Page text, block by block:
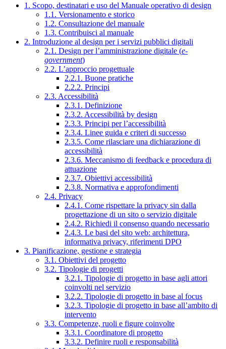
1. Scopo, destinatari e uso del Manuale operativo di design
1.1. Versionamento e storico
1.2. Consultazione del manuale
1.3. Contribuisci al manuale
2. Introduzione al design per i servizi pubblici digitali
2.1. Design per l’amministrazione digitale (e-
government)
2.2. L’approccio progettuale
2.2.1. Buone pratiche
2.2.2. Principi
2.3. Accessibilità
2.3.1. Definizione
2.3.2. Accessibilità by design
2.3.3. Principi per l’accessibilità
2.3.4. Linee guida e criteri di successo
2.3.5. Come rilasciare una dichiarazione di
accessibilità
2.3.6. Meccanismo di feedback e procedura di
attuazione
2.3.7. Obiettivi accessibilità
2.3.8. Normativa e approfondimenti
2.4. Privacy
2.4.1. Come rispettare la privacy sin dalla
progettazione di un sito o servizio digitale
2.4.2. Richiedi il consenso quando necessario
2.4.3. Le basi del sito web: architettura,
informativa privacy, riferimenti DPO
3. Pianificazione, gestione e strategia
3.1. Obiettivi del progetto
3.2. Tipologie di progetti
3.2.1. Tipologie di progetto in base agli attori
coinvolti nel servizio
3.2.2. Tipologie di progetto in base al focus
3.2.3. Tipologie di progetto in base all’ambito di
intervento
3.3. Competenze, ruoli e figure coinvolte
3.3.1. Coordinatore di progetto
3.3.2. Definire ruoli e responsabilità